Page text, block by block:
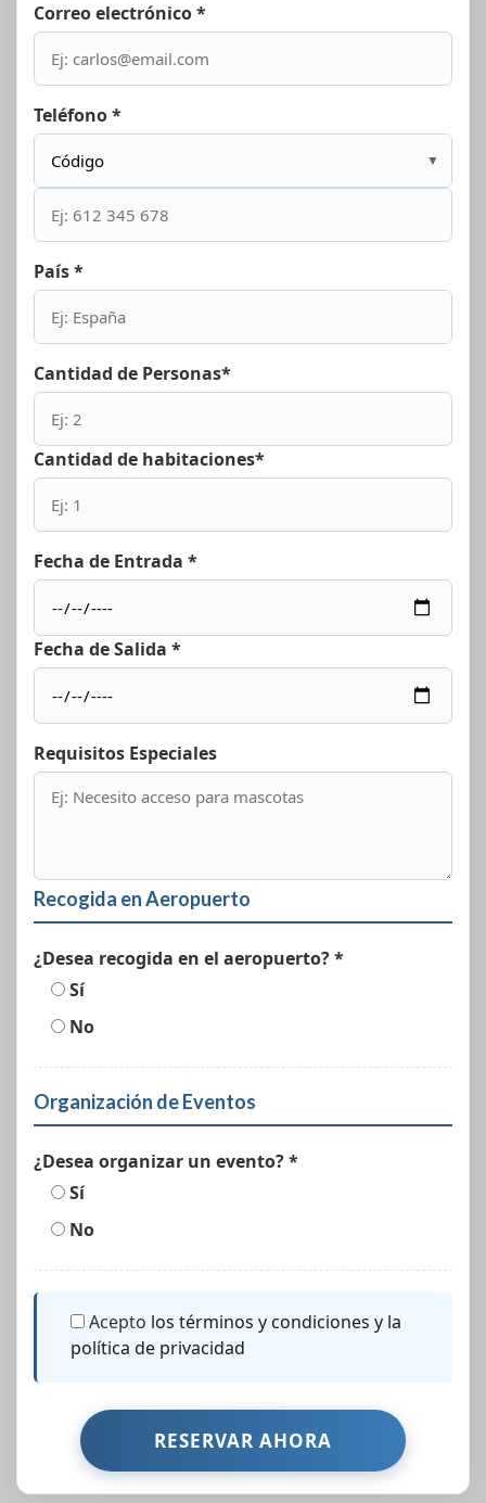
Correo electrónico *
Teléfono *
▼
País *
Cantidad de Personas*
Cantidad de habitaciones*
Fecha de Entrada *
Fecha de Salida *
Requisitos Especiales
Recogida en Aeropuerto
¿Desea recogida en el aeropuerto? *
Sí
No
Organización de Eventos
¿Desea organizar un evento? *
Sí
No
Acepto los términos y condiciones y la
política de privacidad